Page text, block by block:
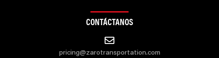
CONTÁCTANOS
pricing@zarotransportation.com